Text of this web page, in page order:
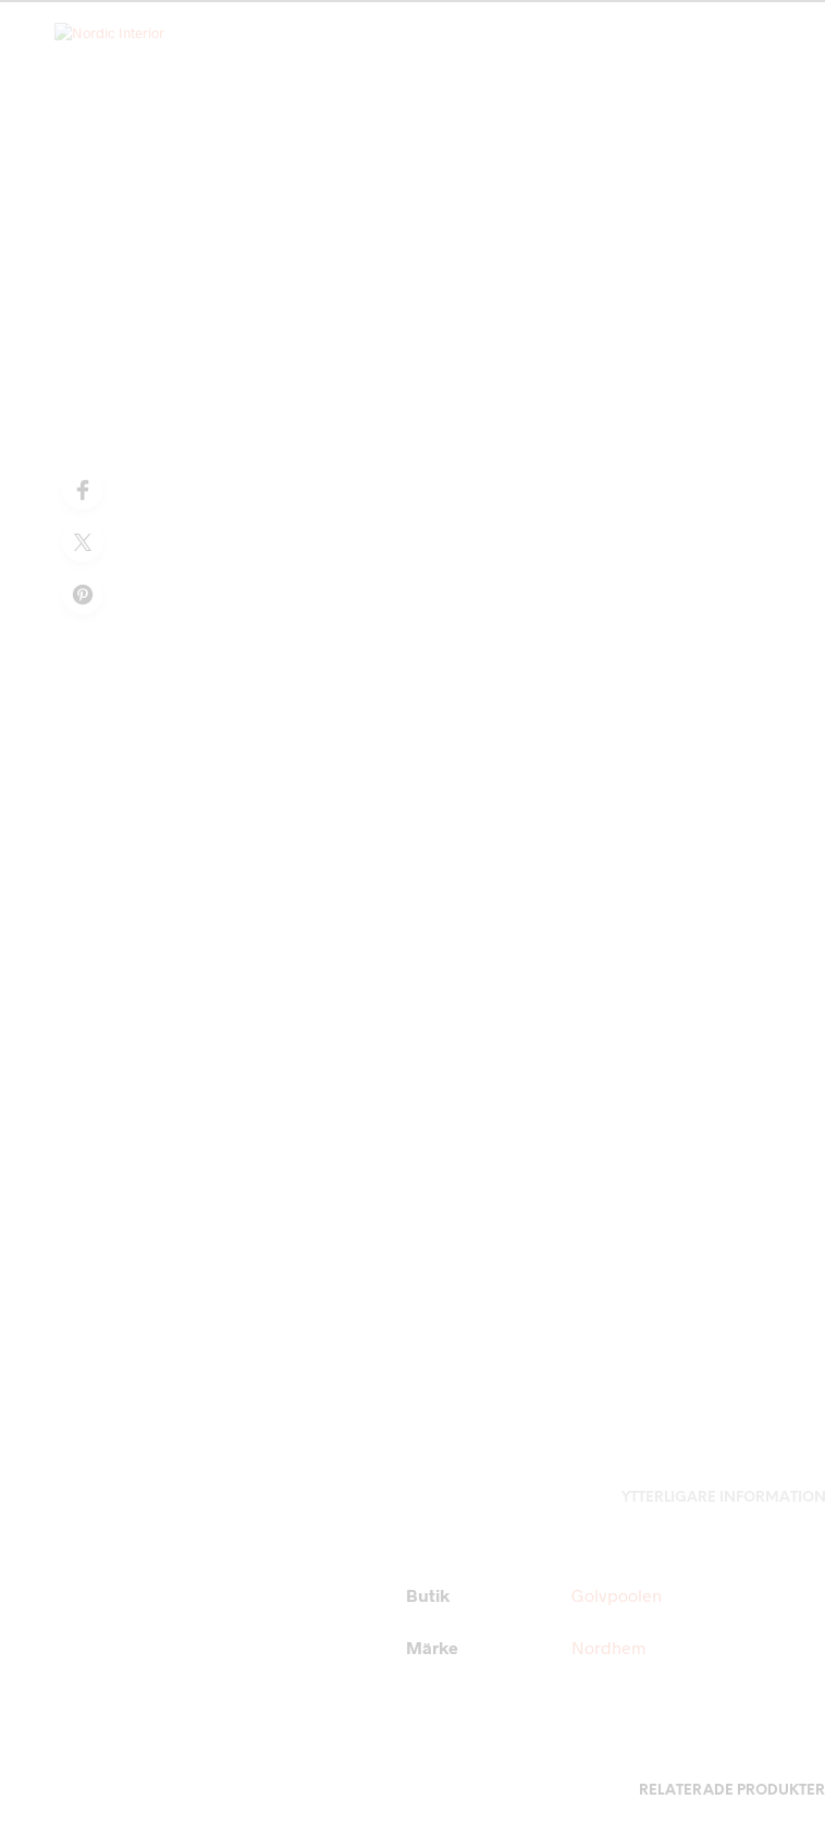
Butik Golvpoolen
Märke Nordhem
RELATERADE PRODUKTER